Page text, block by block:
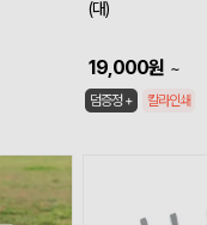
(대)
19,000원 ~
덤증정 + 칼라인쇄